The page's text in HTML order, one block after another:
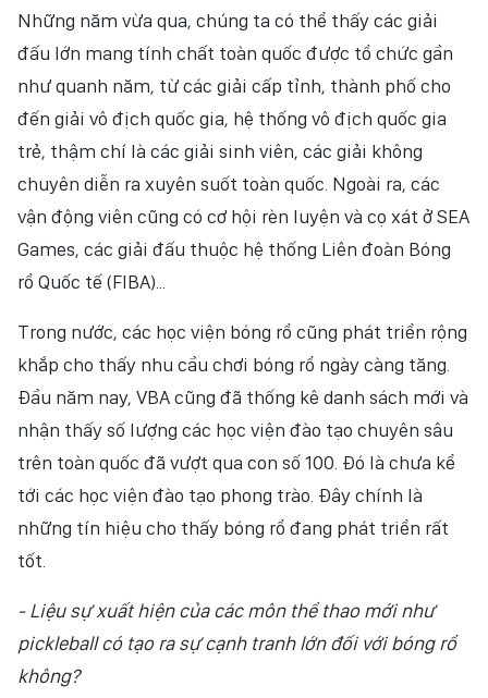
Những năm vừa qua, chúng ta có thể thấy các giải
đấu lớn mang tính chất toàn quốc được tổ chức gần
như quanh năm, từ các giải cấp tỉnh, thành phố cho
đến giải vô địch quốc gia, hệ thống vô địch quốc gia
trẻ, thậm chí là các giải sinh viên, các giải không
chuyên diễn ra xuyên suốt toàn quốc. Ngoài ra, các
vận động viên cũng có cơ hội rèn luyện và cọ xát ở SEA
Games, các giải đấu thuộc hệ thống Liên đoàn Bóng
rổ Quốc tế (FIBA)...
Trong nước, các học viện bóng rổ cũng phát triển rộng
khắp cho thấy nhu cầu chơi bóng rổ ngày càng tăng.
Đầu năm nay, VBA cũng đã thống kê danh sách mới và
nhận thấy số lượng các học viện đào tạo chuyên sâu
trên toàn quốc đã vượt qua con số 100. Đó là chưa kể
tới các học viện đào tạo phong trào. Đây chính là
những tín hiệu cho thấy bóng rổ đang phát triển rất
tốt.
- Liệu sự xuất hiện của các môn thể thao mới như
pickleball có tạo ra sự cạnh tranh lớn đối với bóng rổ
không?